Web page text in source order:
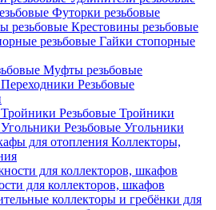
Футорки резьбовые
Крестовины резьбовые
Гайки стопорные
Муфты резьбовые
Резьбовые
Резьбовые Тройники
Резьбовые Угольники
Коллекторы,
для коллекторов, шкафов